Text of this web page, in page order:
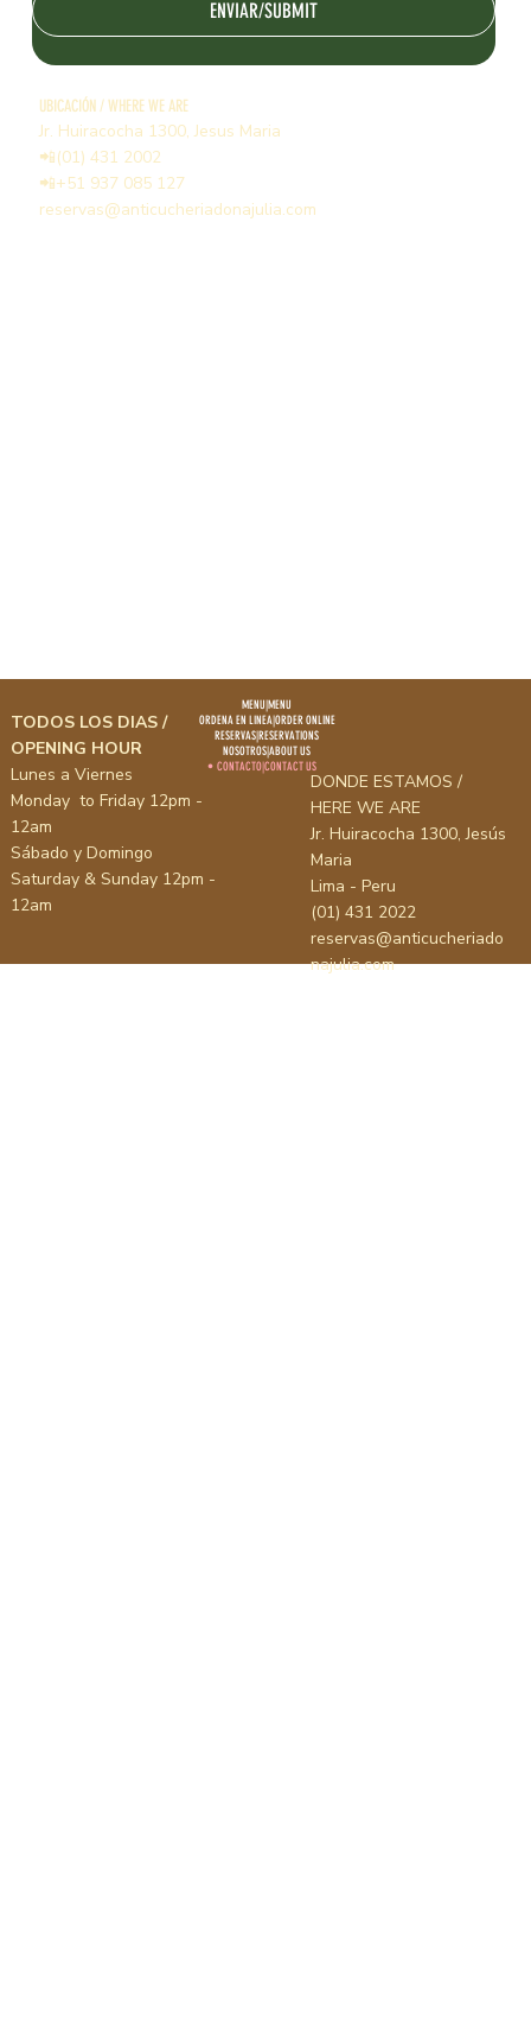
ENVIAR/SUBMIT
UBICACIÓN / WHERE WE ARE
Jr. Huiracocha 1300, Jesus Maria
📲(01) 431 2002
📲+51 937 085 127
reservas@anticucheriadonajulia.com
TODOS LOS DIAS /
OPENING HOUR
Lunes a Viernes
Monday to Friday 12pm -
12am
Sábado y Domingo
Saturday & Sunday 12pm -
12am
MENU|MENU
ORDENA EN LINEA|ORDER ONLINE
RESERVAS|RESERVATIONS
NOSOTROS|ABOUT US
CONTACTO|CONTACT US
DONDE ESTAMOS /
HERE WE ARE
Jr. Huiracocha 1300, Jesús
Maria
Lima - Peru
(01) 431 2022
reservas@anticucheriado
najulia.com